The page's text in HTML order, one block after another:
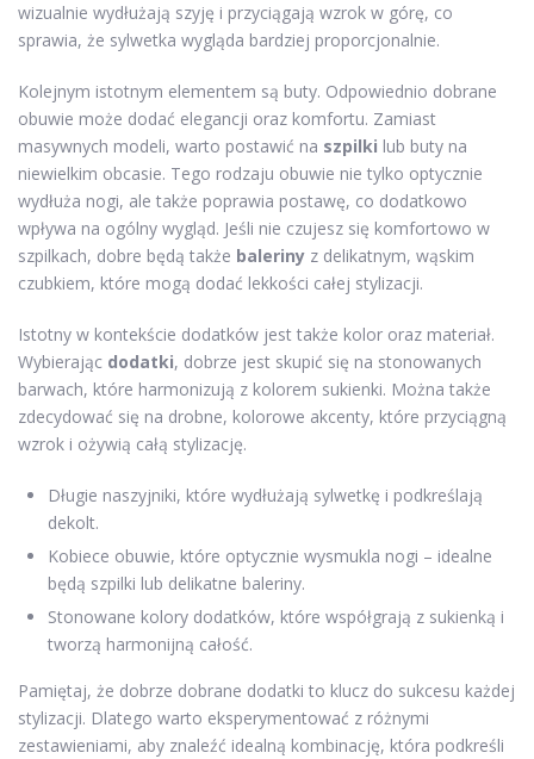
wizualnie wydłużają szyję i przyciągają wzrok w górę, co
sprawia, że sylwetka wygląda bardziej proporcjonalnie.
Kolejnym istotnym elementem są buty. Odpowiednio dobrane
obuwie może dodać elegancji oraz komfortu. Zamiast
masywnych modeli, warto postawić na szpilki lub buty na
niewielkim obcasie. Tego rodzaju obuwie nie tylko optycznie
wydłuża nogi, ale także poprawia postawę, co dodatkowo
wpływa na ogólny wygląd. Jeśli nie czujesz się komfortowo w
szpilkach, dobre będą także baleriny z delikatnym, wąskim
czubkiem, które mogą dodać lekkości całej stylizacji.
Istotny w kontekście dodatków jest także kolor oraz materiał.
Wybierając dodatki, dobrze jest skupić się na stonowanych
barwach, które harmonizują z kolorem sukienki. Można także
zdecydować się na drobne, kolorowe akcenty, które przyciągną
wzrok i ożywią całą stylizację.
Długie naszyjniki, które wydłużają sylwetkę i podkreślają
dekolt.
Kobiece obuwie, które optycznie wysmukla nogi – idealne
będą szpilki lub delikatne baleriny.
Stonowane kolory dodatków, które współgrają z sukienką i
tworzą harmonijną całość.
Pamiętaj, że dobrze dobrane dodatki to klucz do sukcesu każdej
stylizacji. Dlatego warto eksperymentować z różnymi
zestawieniami, aby znaleźć idealną kombinację, która podkreśli